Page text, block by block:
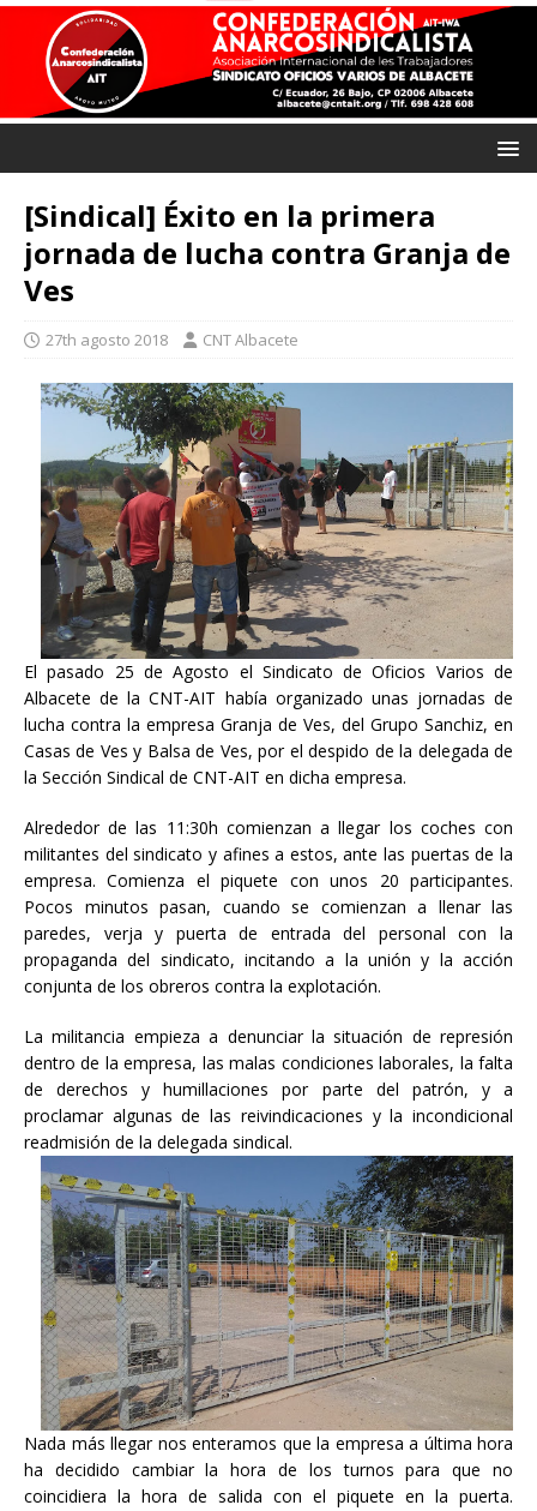
[Sindical] Éxito en la primera
jornada de lucha contra Granja de
Ves
27th agosto 2018 CNT Albacete
El pasado 25 de Agosto el Sindicato de Oficios Varios de
Albacete de la CNT-AIT había organizado unas jornadas de
lucha contra la empresa Granja de Ves, del Grupo Sanchiz, en
Casas de Ves y Balsa de Ves, por el despido de la delegada de
la Sección Sindical de CNT-AIT en dicha empresa.
Alrededor de las 11:30h comienzan a llegar los coches con
militantes del sindicato y afines a estos, ante las puertas de la
empresa. Comienza el piquete con unos 20 participantes.
Pocos minutos pasan, cuando se comienzan a llenar las
paredes, verja y puerta de entrada del personal con la
propaganda del sindicato, incitando a la unión y la acción
conjunta de los obreros contra la explotación.
La militancia empieza a denunciar la situación de represión
dentro de la empresa, las malas condiciones laborales, la falta
de derechos y humillaciones por parte del patrón, y a
proclamar algunas de las reivindicaciones y la incondicional
readmisión de la delegada sindical.
Nada más llegar nos enteramos que la empresa a última hora
ha decidido cambiar la hora de los turnos para que no
coincidiera la hora de salida con el piquete en la puerta.